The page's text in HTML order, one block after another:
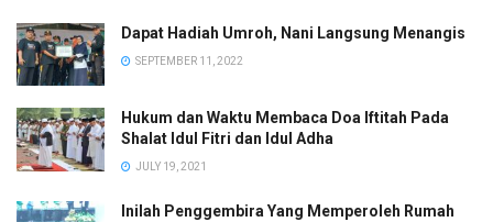
Dapat Hadiah Umroh, Nani Langsung Menangis
SEPTEMBER 11, 2022
Hukum dan Waktu Membaca Doa Iftitah Pada
Shalat Idul Fitri dan Idul Adha
JULY 19, 2021
Inilah Penggembira Yang Memperoleh Rumah